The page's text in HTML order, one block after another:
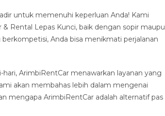
untuk memenuhi keperluan Anda! Kami
Rental Lepas Kunci, baik dengan sopir
Anda bisa menikmati perjalanan
ArimbiRentCar menawarkan layanan yang
akan membahas lebih dalam mengenai
mengapa ArimbiRentCar adalah alternatif pas